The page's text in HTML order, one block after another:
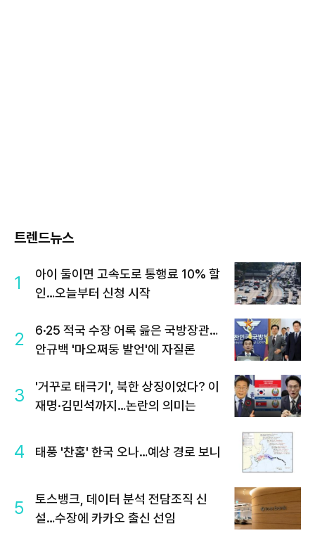
트렌드뉴스
1
아이 둘이면 고속도로 통행료 10% 할
인…오늘부터 신청 시작
2
6·25 적국 수장 어록 읊은 국방장관…
안규백 '마오쩌둥 발언'에 자질론
3
'거꾸로 태극기', 북한 상징이었다? 이
재명·김민석까지…논란의 의미는
4 태풍 '찬홈' 한국 오나…예상 경로 보니
5
토스뱅크, 데이터 분석 전담조직 신
설…수장에 카카오 출신 선임